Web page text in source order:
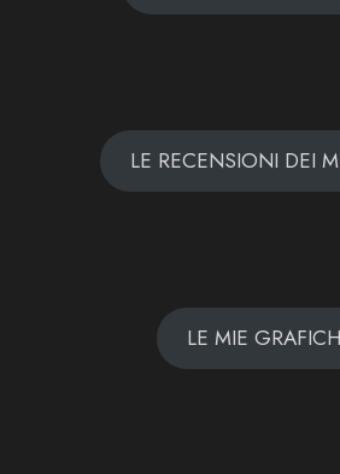
LE RECENSIONI DEI
LE MIE